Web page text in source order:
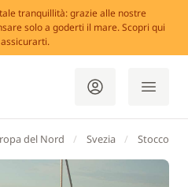
tranquillità: grazie alle nostre
solo a goderti il mare. Scopri qui
del Nord Svezia Stoccolma